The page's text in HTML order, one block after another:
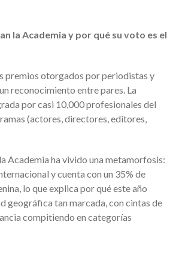
la Academia y por qué su voto es el
premios otorgados por periodistas y
reconocimiento entre pares. La
por casi 10,000 profesionales del
(actores, directores, editores,
Academia ha vivido una metamorfosis:
y cuenta con un 35% de
lo que explica por qué este año
geográfica tan marcada, con cintas de
compitiendo en categorías